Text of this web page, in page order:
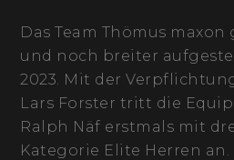
Das Team Thömus
und noch breiter
2023. Mit der
Lars Forster tritt die
Ralph Näf erstmals mit
Kategorie Elite Herren